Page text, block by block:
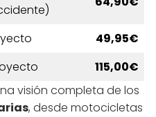
49,95€
115,00€
visión completa de los
, desde motocicletas